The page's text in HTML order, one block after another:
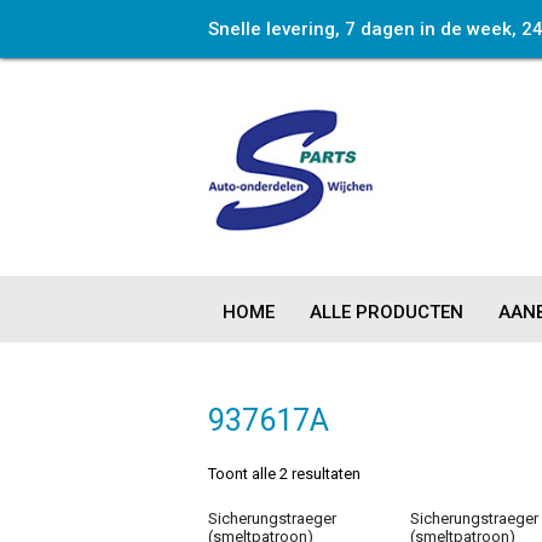
Snelle levering, 7 dagen in de week,
HOME ALLE PRODUCTEN
937617A
Toont alle 2 resultaten
Sicherungstraeger
(smeltpatroon)
Sicherungstraeger
(smeltpatroon)